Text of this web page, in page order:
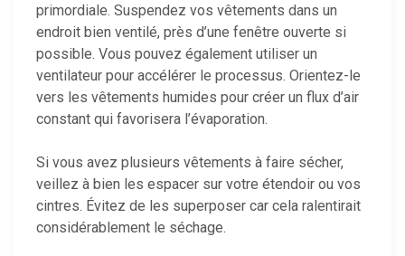
primordiale. Suspendez vos vêtements dans un
endroit bien ventilé, près d’une fenêtre ouverte si
possible. Vous pouvez également utiliser un
ventilateur pour accélérer le processus. Orientez-le
vers les vêtements humides pour créer un flux d’air
constant qui favorisera l’évaporation.
Si vous avez plusieurs vêtements à faire sécher,
veillez à bien les espacer sur votre étendoir ou vos
cintres. Évitez de les superposer car cela ralentirait
considérablement le séchage.